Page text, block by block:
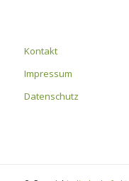
Kontakt
Impressum
Datenschutz